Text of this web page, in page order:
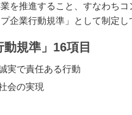
を推進すること、すなわち
企業行動規準」として制定し
動規準」16項目
実で責任ある行動
会の実現